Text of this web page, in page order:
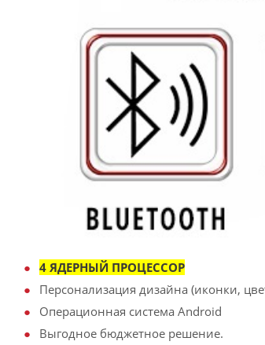
4 ЯДЕРНЫЙ ПРОЦЕССОР
Персонализация дизайна (иконки,
Операционная система Android
Выгодное бюджетное решение.